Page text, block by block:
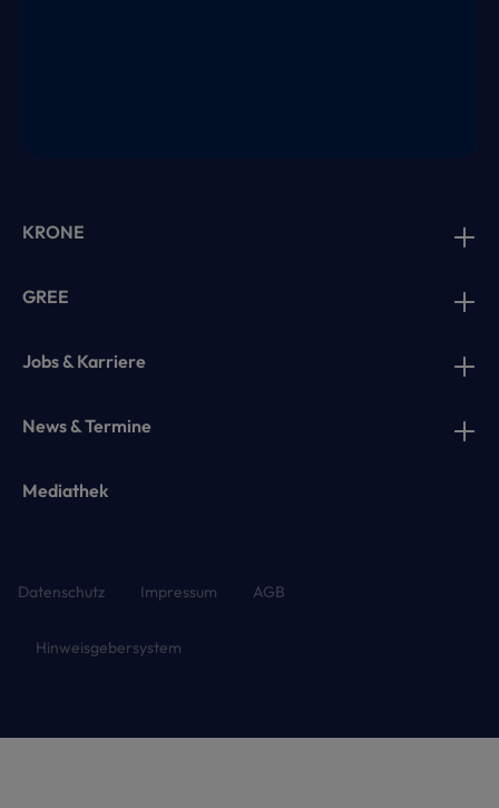
KRONE
GREE
Jobs & Karriere
News & Termine
Mediathek
Datenschutz Impressum AGB
Hinweisgebersystem